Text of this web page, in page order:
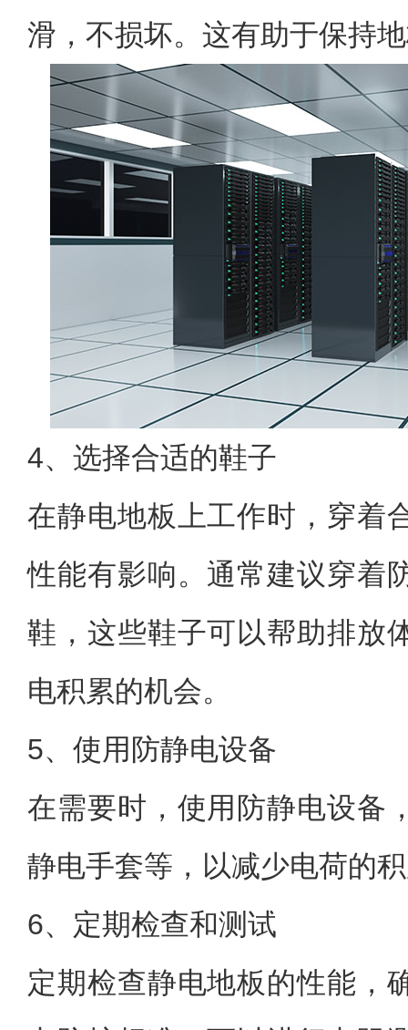
滑，不损坏。这有助于保持
4、选择合适的鞋子
在静电地板上工作时，穿着
性能有影响。通常建议穿着
鞋，这些鞋子可以帮助排放
电积累的机会。
5、使用防静电设备
在需要时，使用防静电设备
静电手套等，以减少电荷的
6、定期检查和测试
定期检查静电地板的性能，